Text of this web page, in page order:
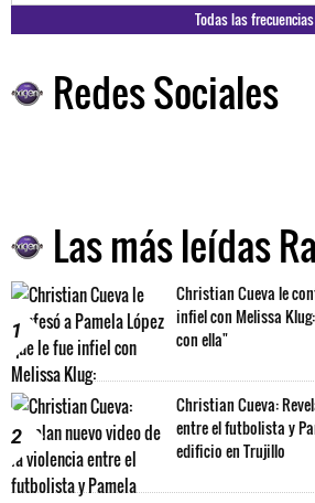
Todas las frecuencias
Redes Sociales
Las más leídas
1
Christian Cueva le
infiel con Melissa
con ella"
2
Christian Cueva:
entre el futbolista y
edificio en Trujillo